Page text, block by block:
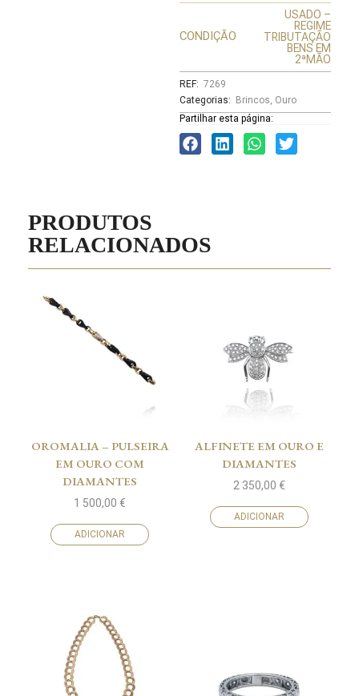
CONDIÇÃO
USADO –
REGIME
TRIBUTAÇÃO
BENS EM
2ªMÃO
REF: 7269
Categorias:
Brincos, Ouro
Partilhar esta página:
PRODUTOS
RELACIONADOS
OROMALIA – PULSEIRA
EM OURO COM
DIAMANTES
1 500,00 €
ADICIONAR
ALFINETE EM OURO E
DIAMANTES
2 350,00 €
ADICIONAR